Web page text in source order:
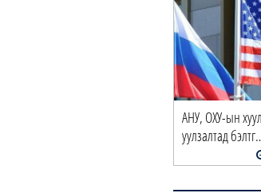
АНУ, ОХУ-ын
уулзалтад